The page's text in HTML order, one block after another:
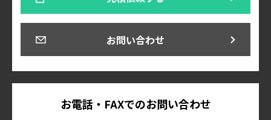
お問い合わせ
お電話・FAXでのお問い合わせ